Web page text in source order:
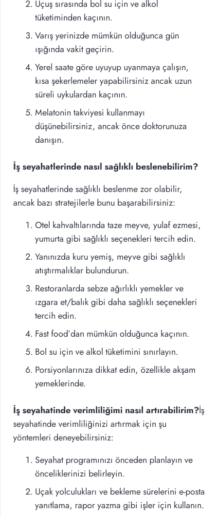
Uçuş sırasında bol su için ve alkol
tüketiminden kaçının.
Varış yerinizde mümkün olduğunca gün
ışığında vakit geçirin.
Yerel saate göre uyuyup uyanmaya çalışın,
kısa şekerlemeler yapabilirsiniz ancak uzun
süreli uykulardan kaçının.
Melatonin takviyesi kullanmayı
düşünebilirsiniz, ancak önce doktorunuza
danışın.
İş seyahatlerinde nasıl sağlıklı beslenebilirim?
İş seyahatlerinde sağlıklı beslenme zor olabilir,
ancak bazı stratejilerle bunu başarabilirsiniz:
Otel kahvaltılarında taze meyve, yulaf ezmesi,
yumurta gibi sağlıklı seçenekleri tercih edin.
Yanınızda kuru yemiş, meyve gibi sağlıklı
atıştırmalıklar bulundurun.
Restoranlarda sebze ağırlıklı yemekler ve
ızgara et/balık gibi daha sağlıklı seçenekleri
tercih edin.
Fast food’dan mümkün olduğunca kaçının.
Bol su için ve alkol tüketimini sınırlayın.
Porsiyonlarınıza dikkat edin, özellikle akşam
yemeklerinde.
İş seyahatinde verimliliğimi nasıl artırabilirim?İş
seyahatinde verimliliğinizi artırmak için şu
yöntemleri deneyebilirsiniz:
Seyahat programınızı önceden planlayın ve
önceliklerinizi belirleyin.
Uçak yolculukları ve bekleme sürelerini e-posta
yanıtlama, rapor yazma gibi işler için kullanın.